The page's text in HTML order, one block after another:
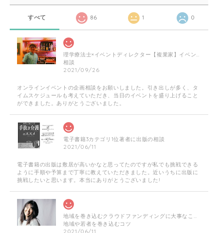
すべて 86 1 0
理学療法士×イベントディレクター【複業家】イベントの企画相談にのります！
相談
2021/09/26
オンラインイベントの企画相談をお願いしました。引き出しが多く、タ
イムスケジュールも考えていただき、当日のイベントを盛り上げること
ができました。ありがとうございました。
電子書籍3カテゴリ1位著者に出版の相談
2021/06/11
電子書籍の出版は敷居が高いかなと思ってたのですが私でも挑戦できる
ように手順や予算まで丁寧に教えていただきました。近いうちに出版に
挑戦したいと思います。本当にありがとうございました!
地域を巻き込むクラウドファンディングに大事なこと☆やり方・企画相談に乗ります！
地域や若者を巻き込むコツ
2021/06/11